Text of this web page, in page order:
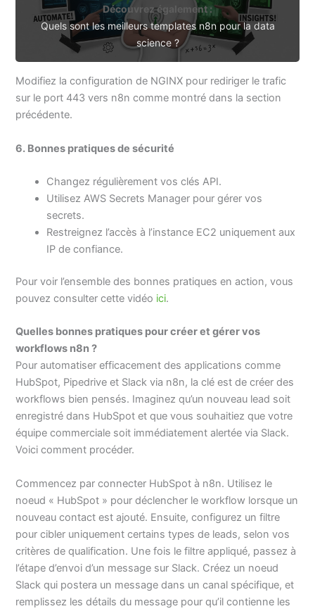
Découvrez également :
Quels sont les meilleurs templates n8n pour la data
science ?
Modifiez la configuration de NGINX pour rediriger le trafic
sur le port 443 vers n8n comme montré dans la section
précédente.
6. Bonnes pratiques de sécurité
Changez régulièrement vos clés API.
Utilisez AWS Secrets Manager pour gérer vos
secrets.
Restreignez l’accès à l’instance EC2 uniquement aux
IP de confiance.
Pour voir l’ensemble des bonnes pratiques en action, vous
pouvez consulter cette vidéo ici.
Quelles bonnes pratiques pour créer et gérer vos
workflows n8n ?
Pour automatiser efficacement des applications comme
HubSpot, Pipedrive et Slack via n8n, la clé est de créer des
workflows bien pensés. Imaginez qu’un nouveau lead soit
enregistré dans HubSpot et que vous souhaitiez que votre
équipe commerciale soit immédiatement alertée via Slack.
Voici comment procéder.
Commencez par connecter HubSpot à n8n. Utilisez le
noeud « HubSpot » pour déclencher le workflow lorsque un
nouveau contact est ajouté. Ensuite, configurez un filtre
pour cibler uniquement certains types de leads, selon vos
critères de qualification. Une fois le filtre appliqué, passez à
l’étape d’envoi d’un message sur Slack. Créez un noeud
Slack qui postera un message dans un canal spécifique, et
remplissez les détails du message pour qu’il contienne les